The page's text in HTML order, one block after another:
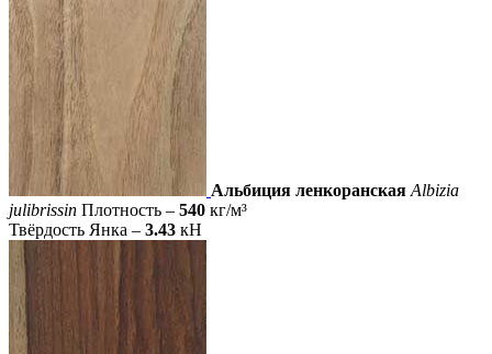
Альбиция ленкоранская Albizia
julibrissin Плотность – 540 кг/м³
Твёрдость Янка – 3.43 кН